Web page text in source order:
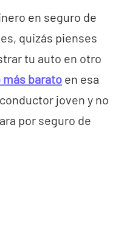
en seguro de
quizás pienses
tu auto en otro
barato en esa
joven y no
por seguro de